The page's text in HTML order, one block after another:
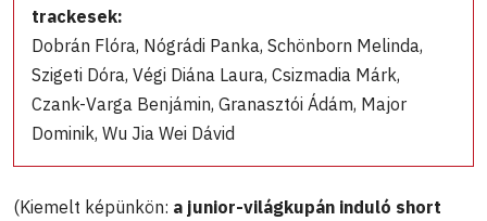
trackesek:
Dobrán Flóra, Nógrádi Panka, Schönborn Melinda,
Szigeti Dóra, Végi Diána Laura, Csizmadia Márk,
Czank-Varga Benjámin, Granasztói Ádám, Major
Dominik, Wu Jia Wei Dávid
(Kiemelt képünkön: a junior-világkupán induló short